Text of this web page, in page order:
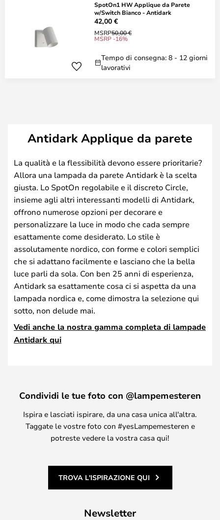
SpotOn1 HW Applique da Parete
w/Switch Bianco - Antidark
42,00 €
MSRP50,00 €
MSRP -16%
Tempo di consegna: 8 - 12 giorni
lavorativi
Antidark Applique da parete
La qualità e la flessibilità devono essere prioritarie?
Allora una lampada da parete Antidark è la scelta
giusta. Lo SpotOn regolabile e il discreto Circle,
insieme agli altri interessanti modelli di Antidark,
offrono numerose opzioni per decorare e
personalizzare la luce in modo che cada sempre
esattamente come desiderato. Lo stile è
assolutamente nordico, con forme e colori semplici
che si adattano facilmente e lasciano che la bella
luce parli da sola. Con ben 25 anni di esperienza,
Antidark sa esattamente cosa ci si aspetta da una
lampada nordica e, come dimostra la selezione qui
sotto, non delude mai.
Vedi anche la nostra gamma completa di lampade
Antidark qui
Condividi le tue foto con @lampemesteren
Ispira e lasciati ispirare, da una casa unica all'altra.
Taggate le vostre foto con #yesLampemesteren e
potreste vedere la vostra casa qui!
TROVA L'ISPIRAZIONE QUI
Newsletter